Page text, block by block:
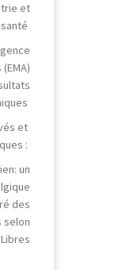
et
et
:
un
des
selon